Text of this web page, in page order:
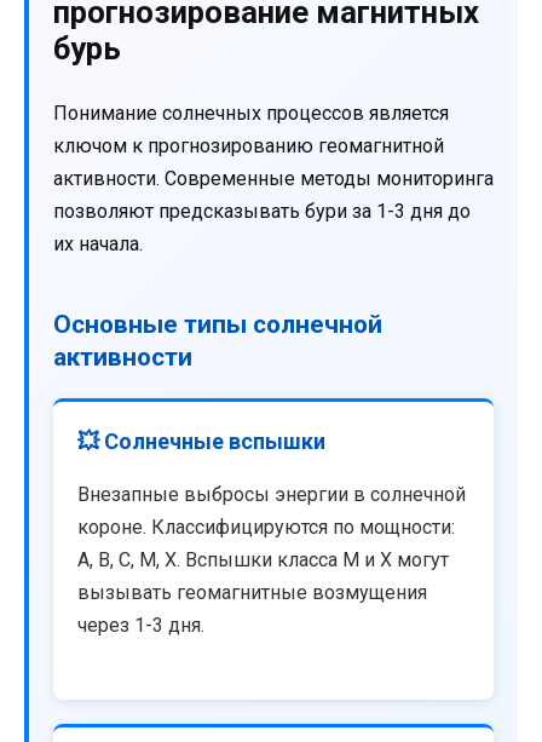
прогнозирование магнитных
бурь
Понимание солнечных процессов является
ключом к прогнозированию геомагнитной
активности. Современные методы мониторинга
позволяют предсказывать бури за 1-3 дня до
их начала.
Основные типы солнечной
активности
💥 Солнечные вспышки
Внезапные выбросы энергии в солнечной
короне. Классифицируются по мощности:
A, B, C, M, X. Вспышки класса M и X могут
вызывать геомагнитные возмущения
через 1-3 дня.